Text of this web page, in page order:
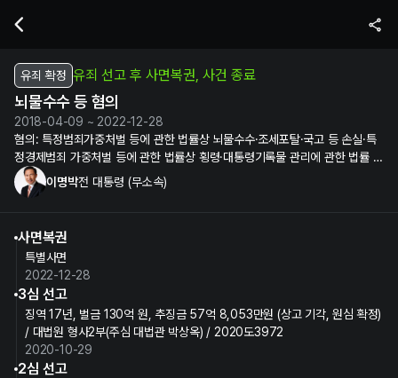
유죄 확정 유죄 선고 후 사면복권, 사건 종료
뇌물수수 등 혐의
2018-04-09 ~ 2022-12-28
혐의: 특정범죄가중처벌 등에 관한 법률상 뇌물수수·조세포탈·국고 등 손실·특
정경제범죄 가중처벌 등에 관한 법률상 횡령·대통령기록물 관리에 관한 법률 위
반·정치자금법 위반·직권남용 권리행사방해 등
이명박전 대통령 (무소속)
사면복권
특별사면
2022-12-28
3심 선고
징역 17년, 벌금 130억 원, 추징금 57억 8,053만원 (상고 기각, 원심 확정)
/ 대법원 형사2부(주심 대법관 박상옥) / 2020도3972
2020-10-29
2심 선고